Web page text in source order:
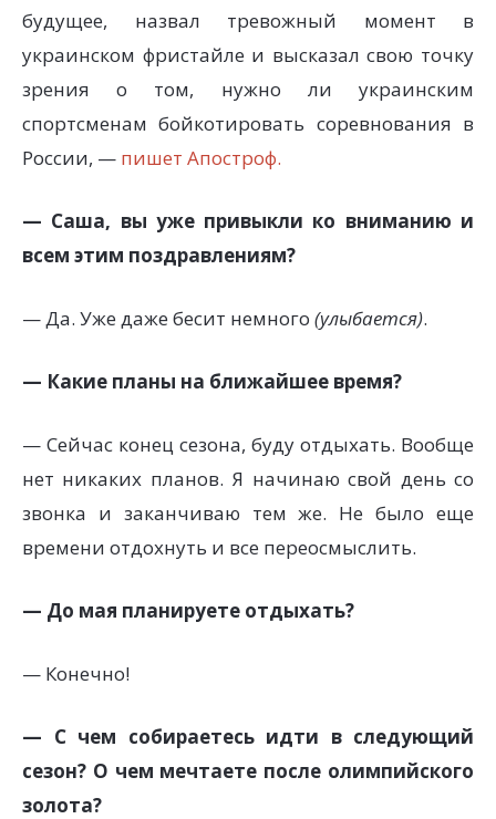
будущее, назвал тревожный момент в
украинском фристайле и высказал свою точку
зрения о том, нужно ли украинским
спортсменам бойкотировать соревнования в
России, — пишет Апостроф.
— Саша, вы уже привыкли ко вниманию и
всем этим поздравлениям?
— Да. Уже даже бесит немного (улыбается).
— Какие планы на ближайшее время?
— Сейчас конец сезона, буду отдыхать. Вообще
нет никаких планов. Я начинаю свой день со
звонка и заканчиваю тем же. Не было еще
времени отдохнуть и все переосмыслить.
— До мая планируете отдыхать?
— Конечно!
— С чем собираетесь идти в следующий
сезон? О чем мечтаете после олимпийского
золота?